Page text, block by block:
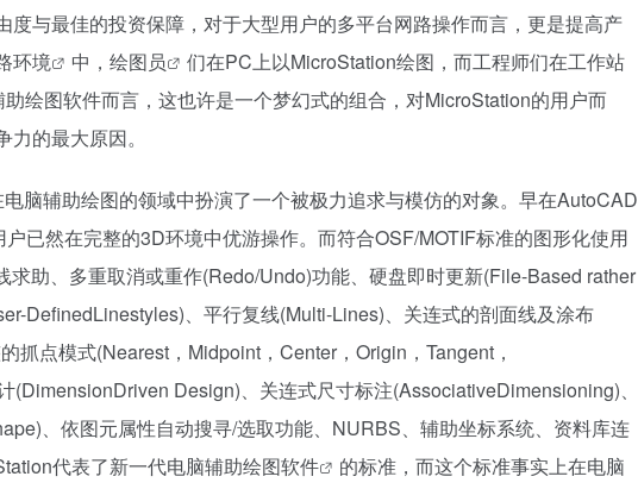
与最佳的投资保障，对于大型用户的多平台网路操作而言，更是提高产
环境 中， 绘图员 们在PC上以MicroStation绘图，而工程师们在工作站
绘图软件而言，这也许是一个梦幻式的组合，对MicroStation的用户而
的最大原因。
脑辅助绘图的领域中扮演了一个被极力追求与模仿的对象。早在AutoCAD
已然在完整的3D环境中优游操作。而符合OSF/MOTIF标准的图形化使用
助、多重取消或重作(Redo/Undo)功能、硬盘即时更新(File-Based rather
DefinedLinestyles)、平行复线(Multi-Lines)、关连式的剖面线及涂布
点模式(Nearest，Midpoint，Center，Origin，Tangent，
Design)、关连式尺寸标注(AssociativeDimensioning)、
、依图元属性自动搜寻/选取功能、NURBS、辅助坐标系统、资料库连
代表了新一代电脑辅助绘图软件
的标准，而这个标准事实上在电脑